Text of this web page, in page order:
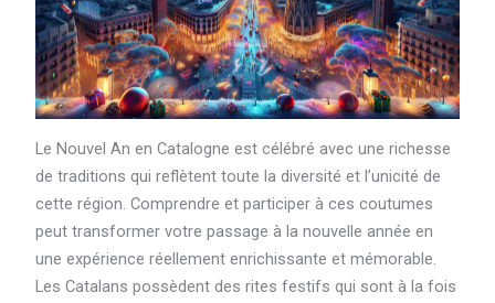
Le Nouvel An en Catalogne est célébré avec une richesse
de traditions qui reflètent toute la diversité et l’unicité de
cette région. Comprendre et participer à ces coutumes
peut transformer votre passage à la nouvelle année en
une expérience réellement enrichissante et mémorable.
Les Catalans possèdent des rites festifs qui sont à la fois